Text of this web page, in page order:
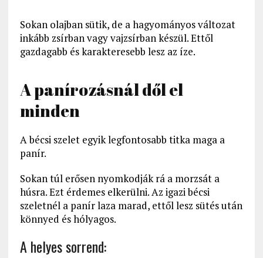
Sokan olajban sütik, de a hagyományos változat
inkább zsírban vagy vajzsírban készül. Ettől
gazdagabb és karakteresebb lesz az íze.
A panírozásnál dől el
minden
A bécsi szelet egyik legfontosabb titka maga a
panír.
Sokan túl erősen nyomkodják rá a morzsát a
húsra. Ezt érdemes elkerülni. Az igazi bécsi
szeletnél a panír laza marad, ettől lesz sütés után
könnyed és hólyagos.
A helyes sorrend: